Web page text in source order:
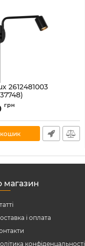
2612481003
грн
магазин
і оплата
конфіденцальності